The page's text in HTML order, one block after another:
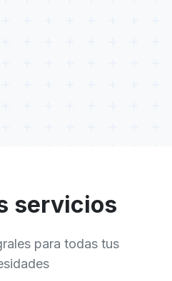
servicios
para todas tus